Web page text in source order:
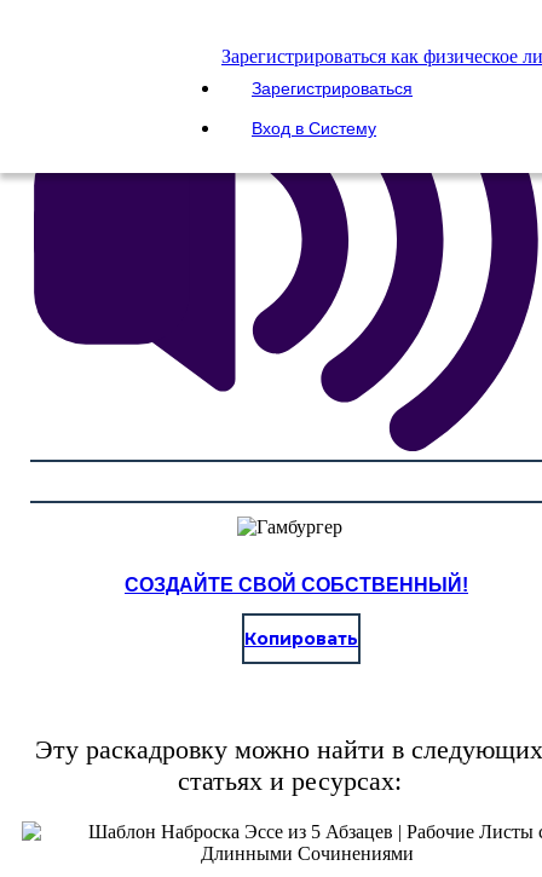
Зарегистрироваться как физическое
Зарегистрироваться
Вход в Систему
СОЗДАЙТЕ СВОЙ СОБСТВЕННЫЙ!
Копировать
Эту раскадровку можно найти в следующих
статьях и ресурсах: